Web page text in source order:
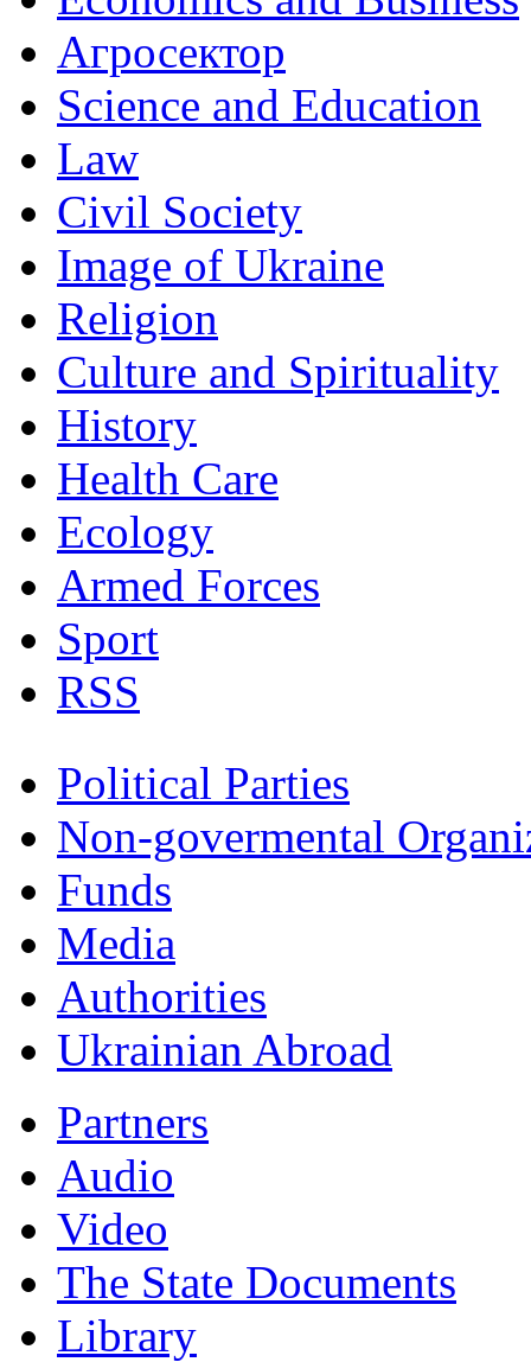
Агросектор
Science and Education
Law
Civil Society
Image of Ukraine
Religion
Culture and Spirituality
History
Health Care
Ecology
Armed Forces
Sport
RSS
Political Parties
Non-govermental
Funds
Мedia
Authorities
Ukrainian Abroad
Partners
Audio
Video
The State Documents
Library